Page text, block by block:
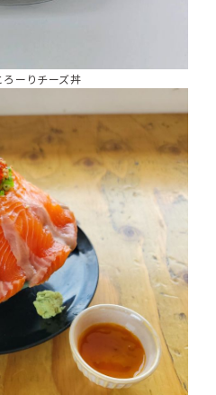
ーりチーズ丼